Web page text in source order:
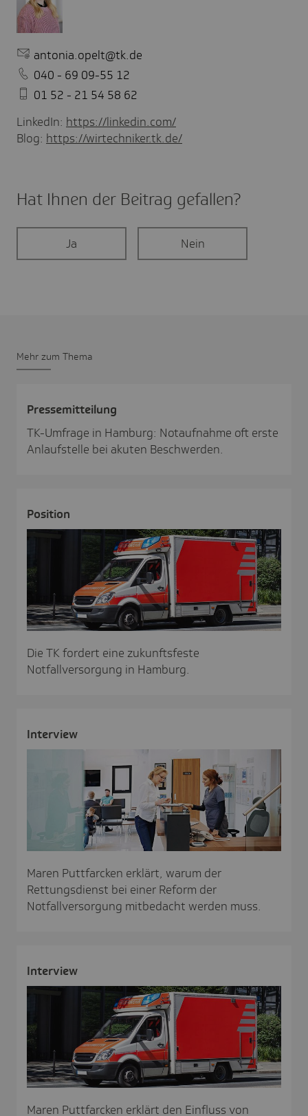
antonia.opelt@tk.de
040 - 69 09-55 12
01 52 - 21 54 58 62
LinkedIn: https://linkedin.com/
Blog: https://wirtechniker.tk.de/
Hat Ihnen der Beitrag gefal­len?
Ja Nein
Mehr zum Thema
Pres­se­mit­tei­lung
TK-Umfrage in Hamburg: Notaufnahme oft erste
Anlaufstelle bei akuten Beschwerden.
Posi­tion
Die TK fordert eine zukunftsfeste
Notfallversorgung in Hamburg.
Inter­view
Maren Puttfarcken erklärt, warum der
Rettungsdienst bei einer Reform der
Notfallversorgung mitbedacht werden muss.
Inter­view
Maren Puttfarcken erklärt den Einfluss von